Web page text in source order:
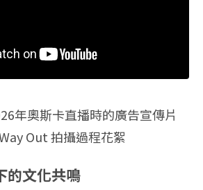
年奧斯卡直播時的廣告宣傳片
Out 拍攝過程花絮
的文化共鳴